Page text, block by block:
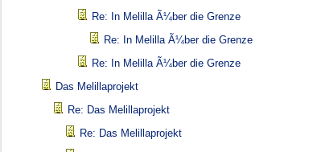
Re: In Melilla Ã¼ber die Grenze
Re: In Melilla Ã¼ber die Grenze
Re: In Melilla Ã¼ber die Grenze
Das Melillaprojekt
Re: Das Melillaprojekt
Re: Das Melillaprojekt